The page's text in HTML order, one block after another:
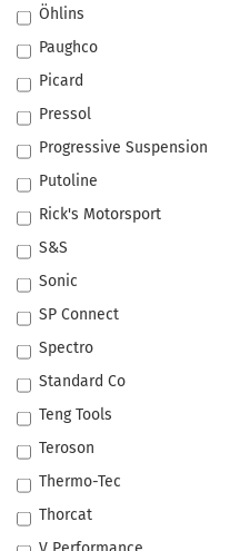
Öhlins
Paughco
Picard
Pressol
Progressive Suspension
Putoline
Rick's Motorsport
S&S
Sonic
SP Connect
Spectro
Standard Co
Teng Tools
Teroson
Thermo-Tec
Thorcat